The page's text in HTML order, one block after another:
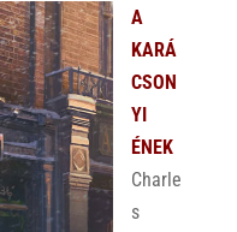
A
KARÁ
CSON
YI
ÉNEK
Charle
s